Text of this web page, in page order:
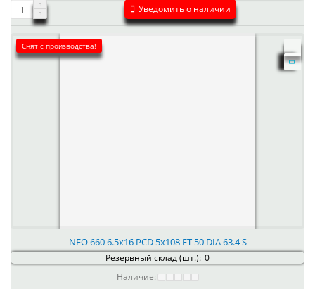
Уведомить о наличии
Снят с производства!
NEO 660 6.5x16 PCD 5x108 ET 50 DIA 63.4 S
Резервный склад (шт.): 0
Наличие: